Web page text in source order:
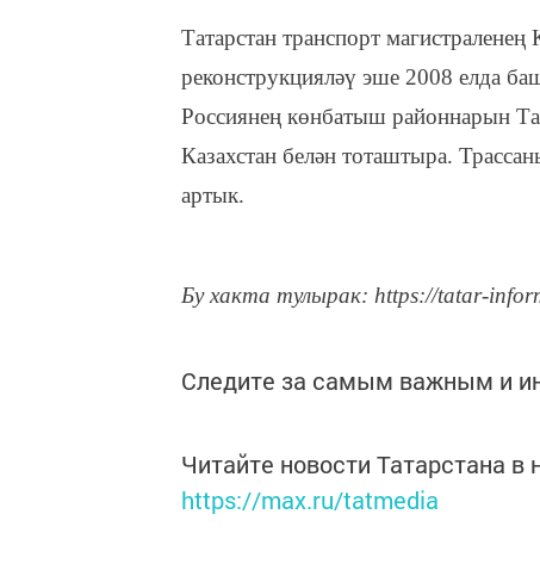
Татарстан транспорт
реконструкцияләү эше 2008 елда
Россиянең көнбатыш районнарын
Казахстан белән тоташтыра.
артык.
Бу хакта тулырак: https://tatar-
Следите за самым важным и
Читайте новости Татарстана
https://max.ru/tatmedia